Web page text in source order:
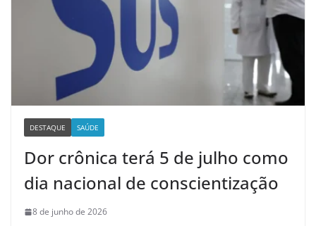
DESTAQUE SAÚDE
Dor crônica terá 5 de julho como
dia nacional de conscientização
8 de junho de 2026